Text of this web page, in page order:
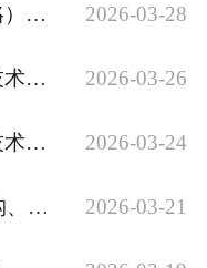
易氧化胺类化合物（四氢吡咯）分离提纯技术难点与解决方案 2026-03-28
高熔点易结晶物料分离装备技术难点与优化路径 简洁大气类 2026-03-26
蒸馏法氕氘氚分离装置关键技术及工程应用 2026-03-24
精馏塔的 “心脏”：再沸器结构、原理与选型全解 2026-03-21